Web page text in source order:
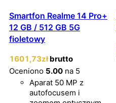
Smartfon Realme 14 Pro+
12 GB / 512 GB 5G
fioletowy
1601,73zł brutto
Oceniono 5.00 na 5
Aparat 50 MP z
autofocusem i